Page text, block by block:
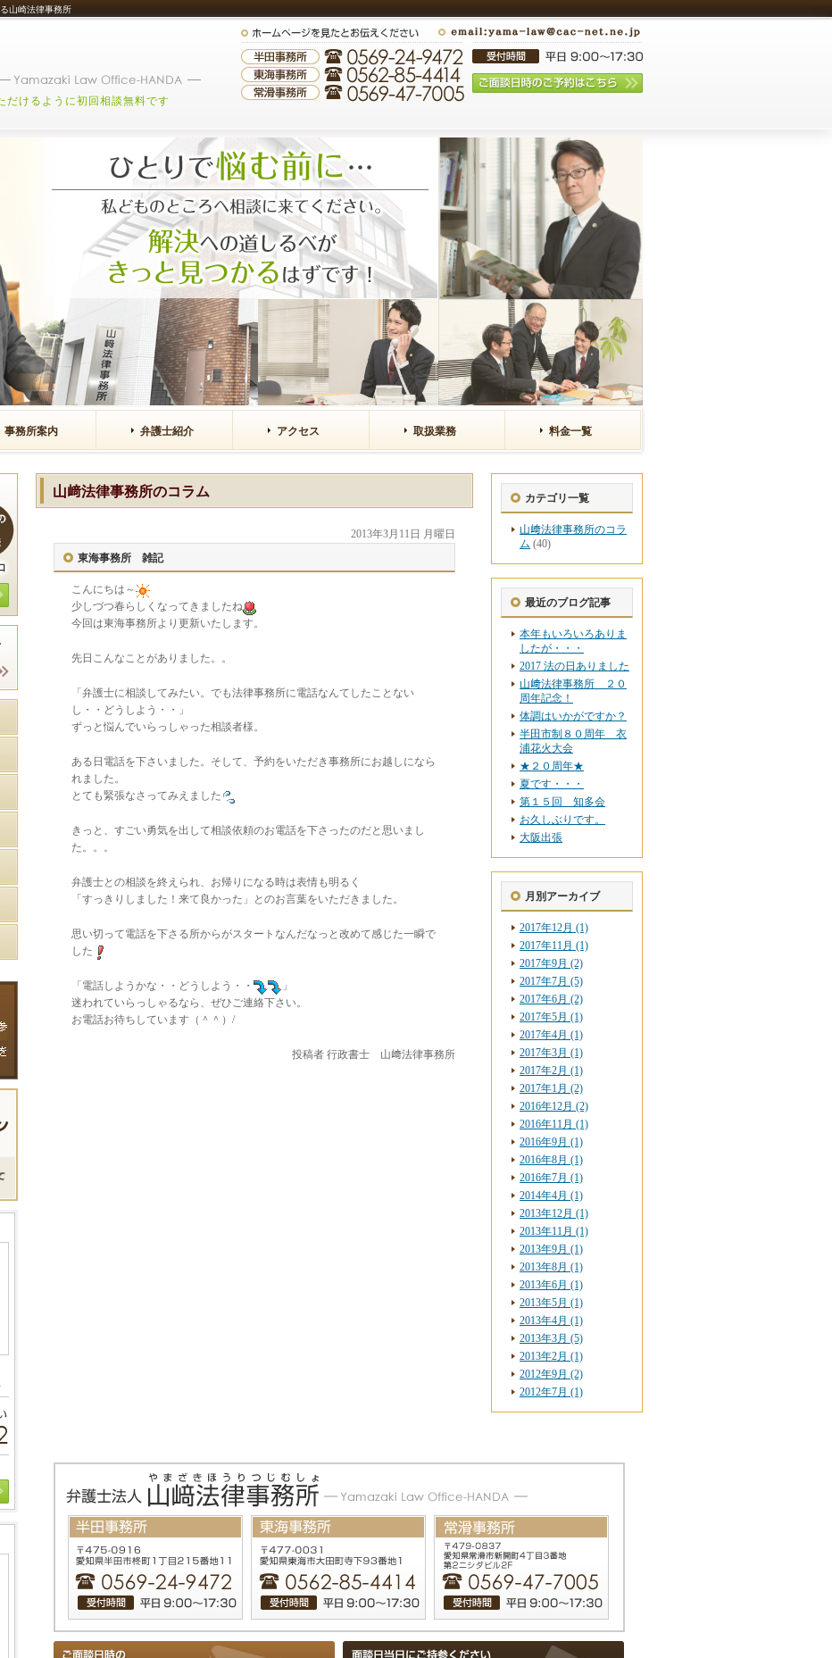
山崎法律事務所
だけるように初回相談無料です
事務所案内 弁護士紹介 アクセス 取扱業務 料金一覧
山﨑法律事務所のコラム
2013年3月11日 月曜日
東海事務所 雑記
こんにちは～
少しづつ春らしくなってきましたね
今回は東海事務所より更新いたします。
先日こんなことがありました。。
「弁護士に相談してみたい。でも法律事務所に電話なんてしたことない
し・・どうしよう・・」
ずっと悩んでいらっしゃった相談者様。
ある日電話を下さいました。そして、予約をいただき事務所にお越しになら
れました。
とても緊張なさってみえました
きっと、すごい勇気を出して相談依頼のお電話を下さったのだと思いまし
た。。。
弁護士との相談を終えられ、お帰りになる時は表情も明るく
「すっきりしました！来て良かった」とのお言葉をいただきました。
思い切って電話を下さる所からがスタートなんだなっと改めて感じた一瞬で
した
「電話しようかな・・どうしよう・・
」
迷われていらっしゃるなら、ぜひご連絡下さい。
お電話お待ちしています（＾＾）/
投稿者 行政書士 山﨑法律事務所
カテゴリ一覧
山﨑法律事務所のコラ
ム (40)
最近のブログ記事
本年もいろいろありま
したが・・・
2017 法の日ありました
山﨑法律事務所 ２０
周年記念！
体調はいかがですか？
半田市制８０周年 衣
浦花火大会
★２０周年★
夏です・・・
第１５回 知多会
お久しぶりです。
大阪出張
月別アーカイブ
2017年12月 (1)
2017年11月 (1)
2017年9月 (2)
2017年7月 (5)
2017年6月 (2)
2017年5月 (1)
2017年4月 (1)
2017年3月 (1)
2017年2月 (1)
2017年1月 (2)
2016年12月 (2)
2016年11月 (1)
2016年9月 (1)
2016年8月 (1)
2016年7月 (1)
2014年4月 (1)
2013年12月 (1)
2013年11月 (1)
2013年9月 (1)
2013年8月 (1)
2013年6月 (1)
2013年5月 (1)
2013年4月 (1)
2013年3月 (5)
2013年2月 (1)
2012年9月 (2)
2012年7月 (1)